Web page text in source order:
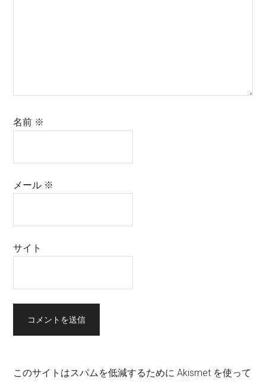
名前 ※
メール ※
サイト
このサイトはスパムを低減するために Akismet を使って